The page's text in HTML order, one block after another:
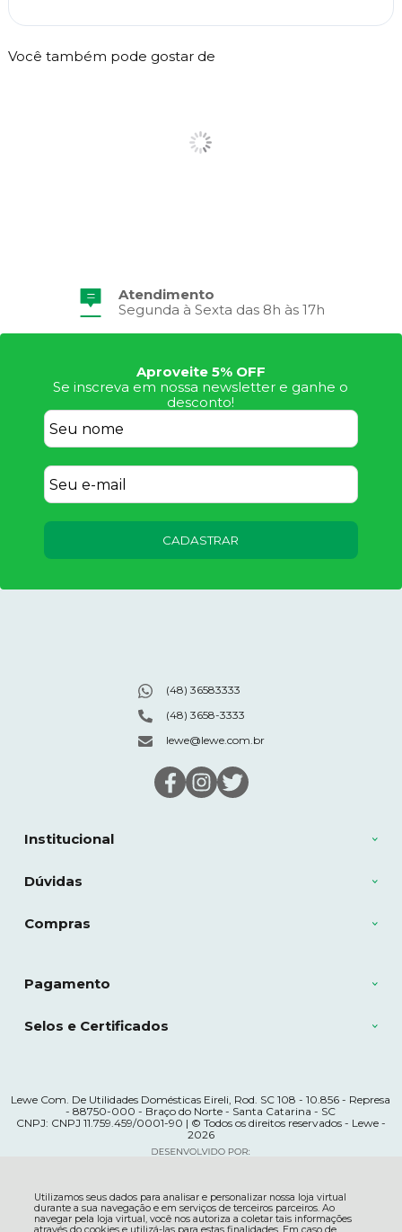
Utilizamos seus dados para analisar e personalizar nossa loja virtual
durante a sua navegação e em serviços de terceiros parceiros. Ao
navegar pela loja virtual, você nos autoriza a coletar tais informações
Você também pode gostar de
Atendimento
Segunda à Sexta das 8h às 17h
Aproveite 5% OFF
Se inscreva em nossa newsletter e ganhe o
desconto!
CADASTRAR
Institucional
Dúvidas
Compras
(48) 36583333
(48) 3658-3333
lewe@lewe.com.br
Pagamento
Selos e Certificados
Lewe Com. De Utilidades Domésticas Eireli, Rod. SC 108 - 10.856 - Represa
- 88750-000 - Braço do Norte - Santa Catarina - SC
CNPJ: CNPJ 11.759.459/0001-90 | © Todos os direitos reservados - Lewe -
2026